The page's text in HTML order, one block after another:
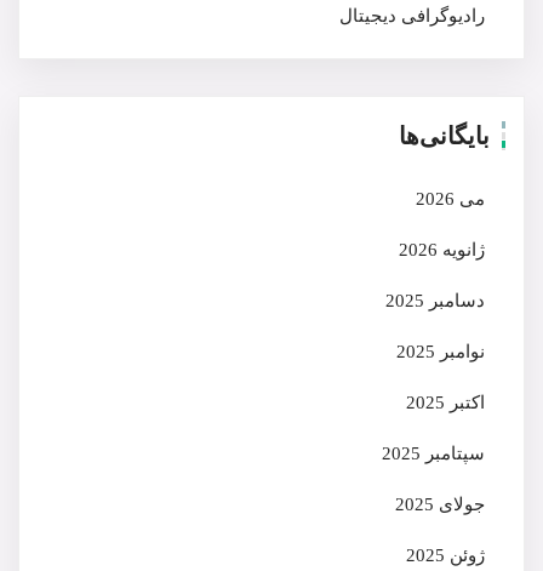
رادیوگرافی دیجیتال
بایگانی‌ها
می 2026
ژانویه 2026
دسامبر 2025
نوامبر 2025
اکتبر 2025
سپتامبر 2025
جولای 2025
ژوئن 2025